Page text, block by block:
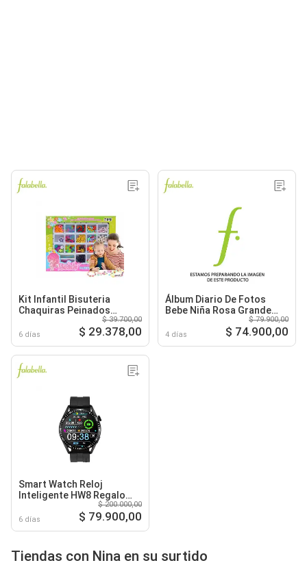
Kit Infantil Bisuteria
Chaquiras Peinados
Pulseras Joya Niña
6 días
$ 39.700,00
$ 29.378,00
Álbum Diario De Fotos
Bebe Niña Rosa Grande
4 días
$ 79.900,00
$ 74.900,00
Smart Watch Reloj
Inteligente HW8 Regalo
Niño Niña Hombre Mujer
6 días
$ 200.000,00
$ 79.900,00
Tiendas con Nina en su surtido